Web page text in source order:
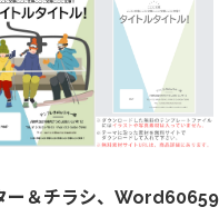
ー＆チラシ、Word60659